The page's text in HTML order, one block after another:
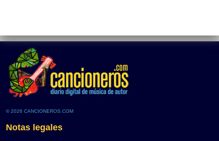
© 2026 CANCIONEROS.COM
Notas legales